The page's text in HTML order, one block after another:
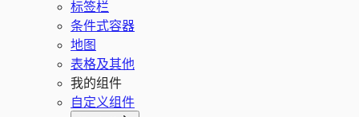
标签栏
条件式容器
地图
表格及其他
我的组件
自定义组件